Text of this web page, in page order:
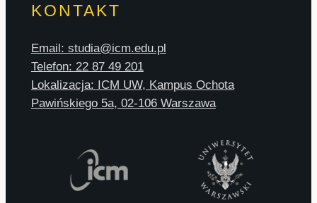
KONTAKT
Email: studia@icm.edu.pl
Telefon: 22 87 49 201
Lokalizacja: ICM UW, Kampus Ochota
Pawińskiego 5a, 02-106 Warszawa